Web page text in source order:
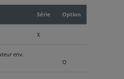
Série Option
X
env.
O